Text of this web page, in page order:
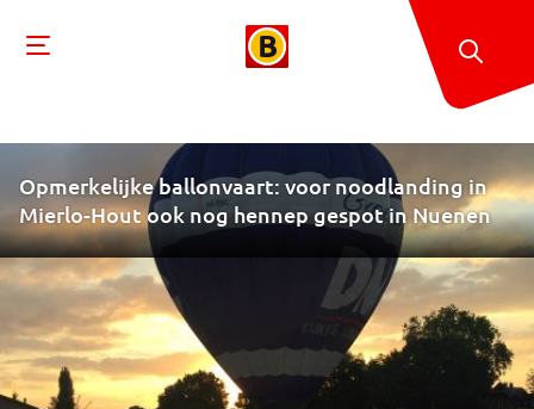
Opmerkelijke ballonvaart: voor noodlanding in
Mierlo-Hout ook nog hennep gespot in Nuenen